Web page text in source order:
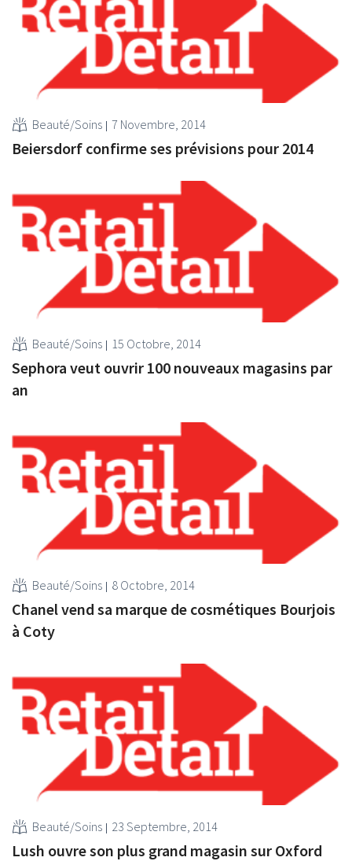
Beauté/Soins 7 Novembre, 2014
Beiersdorf confirme ses prévisions pour 2014
Beauté/Soins 15 Octobre, 2014
Sephora veut ouvrir 100 nouveaux magasins par
an
Beauté/Soins 8 Octobre, 2014
Chanel vend sa marque de cosmétiques Bourjois
à Coty
Beauté/Soins 23 Septembre, 2014
Lush ouvre son plus grand magasin sur Oxford